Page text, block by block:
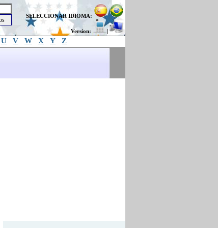
SELECCIONAR IDIOMA:
Version: |
U V W X Y Z